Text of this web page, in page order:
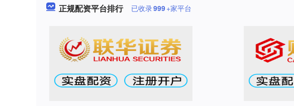
正规配资平台排行 已收录999+家平台